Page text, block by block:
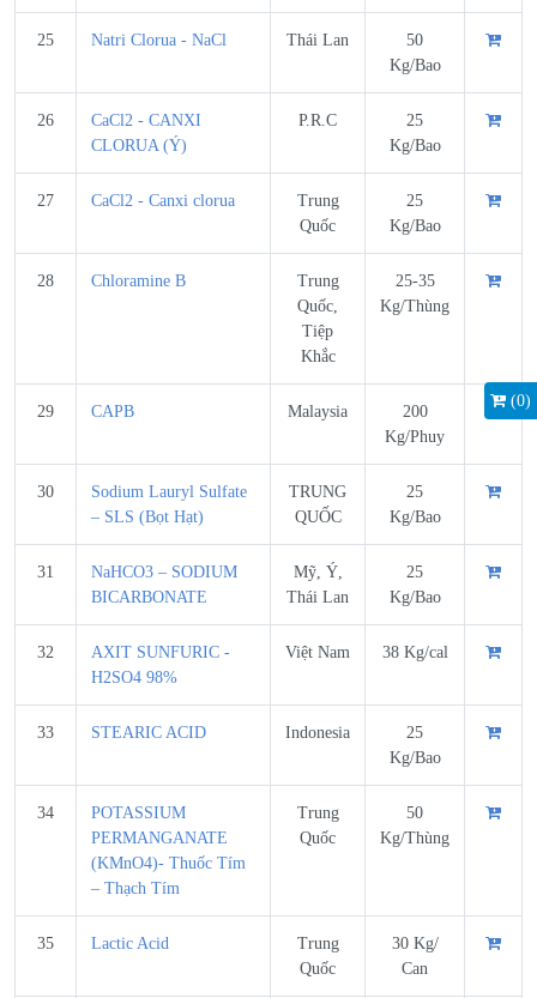
(0)
25 Natri Clorua - NaCl Thái Lan
50
Kg/Bao
26
CaCl2 - CANXI
CLORUA (Ý)
P.R.C
25
Kg/Bao
27 CaCl2 - Canxi clorua
Trung
Quốc
25
Kg/Bao
28 Chloramine B
Trung
Quốc,
Tiệp
Khắc
25-35
Kg/Thùng
29 CAPB Malaysia
200
Kg/Phuy
30
Sodium Lauryl Sulfate
– SLS (Bọt Hạt)
TRUNG
QUỐC
25
Kg/Bao
31
NaHCO3 – SODIUM
BICARBONATE
Mỹ, Ý,
Thái Lan
25
Kg/Bao
32
AXIT SUNFURIC -
H2SO4 98%
Việt Nam 38 Kg/cal
33 STEARIC ACID Indonesia
25
Kg/Bao
34
POTASSIUM
PERMANGANATE
(KMnO4)- Thuốc Tím
– Thạch Tím
Trung
Quốc
50
Kg/Thùng
35 Lactic Acid
Trung
Quốc
30 Kg/
Can